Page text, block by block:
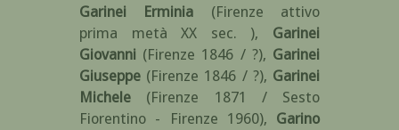
Garinei Erminia
(Firenze attivo
prima metà XX sec. ), Garinei
Giovanni (Firenze 1846 / ?), Garinei
Giuseppe (Firenze 1846 / ?), Garinei
Michele
(Firenze 1871 / Sesto
Fiorentino - Firenze 1960), Garino